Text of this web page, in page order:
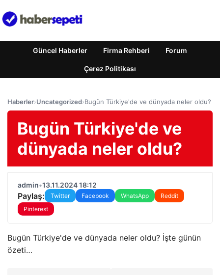
Güncel Haberler Firma Rehberi Forum
Çerez Politikası
Haberler›Uncategorized›Bugün Türkiye'de ve dünyada neler oldu?
Bugün Türkiye'de ve
dünyada neler oldu?
admin•13.11.2024 18:12
Paylaş: Twitter Facebook WhatsApp
Reddit
Pinterest
Bugün Türkiye'de ve dünyada neler oldu? İşte günün
özeti…